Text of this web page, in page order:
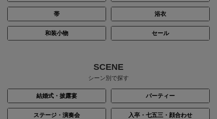
帯 浴衣
和装小物 セール
SCENE
シーン別で探す
結婚式・披露宴 パーティー
ステージ・演奏会 入卒・七五三・顔合わせ